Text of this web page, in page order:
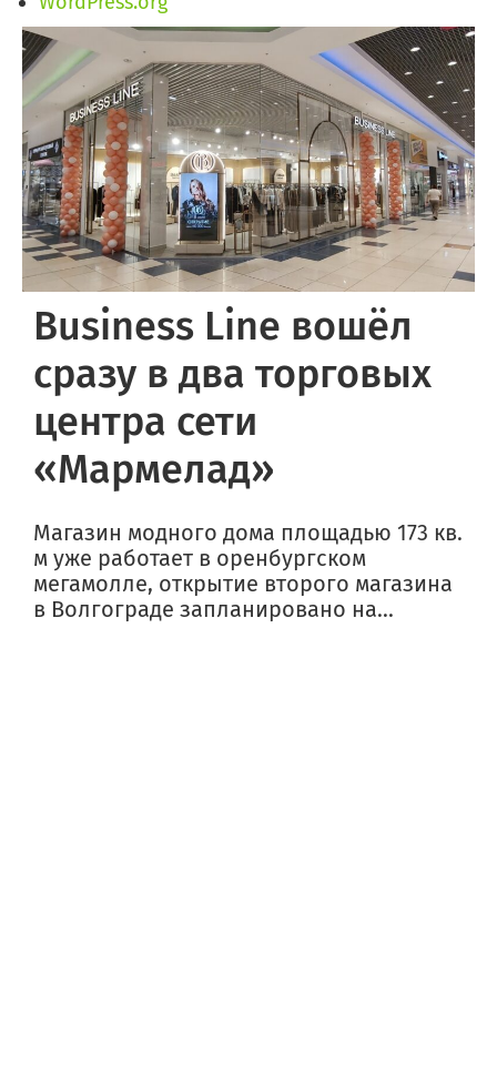
Business Line вошёл
сразу в два торговых
центра сети
«Мармелад»
Магазин модного дома площадью 173 кв.
м уже работает в оренбургском
мегамолле, открытие второго магазина
в Волгограде запланировано на...